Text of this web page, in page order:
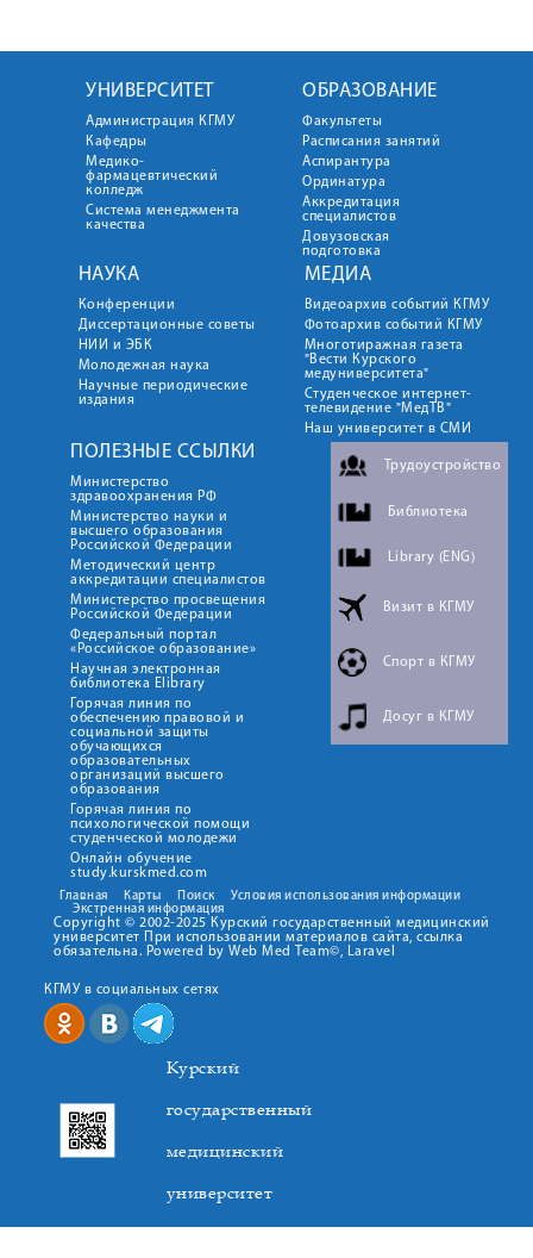
УНИВЕРСИТЕТ
Администрация КГМУ
Кафедры
Медико-
фармацевтический
колледж
Система менеджмента
качества
ОБРАЗОВАНИЕ
Факультеты
Расписания занятий
Аспирантура
Ординатура
Аккредитация
специалистов
Довузовская
подготовка
НАУКА
Конференции
Диссертационные советы
НИИ и ЭБК
Молодежная наука
Научные периодические
издания
МЕДИА
Видеоархив событий КГМУ
Фотоархив событий КГМУ
Многотиражная газета
"Вести Курского
медуниверситета"
Студенческое интернет-
телевидение "МедТВ"
Наш университет в СМИ
ПОЛЕЗНЫЕ ССЫЛКИ
Министерство
здравоохранения РФ
Министерство науки и
высшего образования
Российской Федерации
Методический центр
аккредитации специалистов
Министерство просвещения
Российской Федерации
Федеральный портал
«Российское образование»
Научная электронная
библиотека Elibrary
Горячая линия по
обеспечению правовой и
социальной защиты
обучающихся
образовательных
организаций высшего
образования
Горячая линия по
психологической помощи
студенческой молодежи
Онлайн обучение
study.kurskmed.com
Трудоустройство
Библиотека
Library (ENG)
Визит в КГМУ
Спорт в КГМУ
Досуг в КГМУ
Главная Карты Поиск
Условия использования информации
Экстренная информация
Copyright © 2002-2025 Курский государственный медицинский
университет При использовании материалов сайта, ссылка
обязательна. Powered by Web Med Team©, Laravel
КГМУ в социальных сетях
Курский
государственный
медицинский
университет